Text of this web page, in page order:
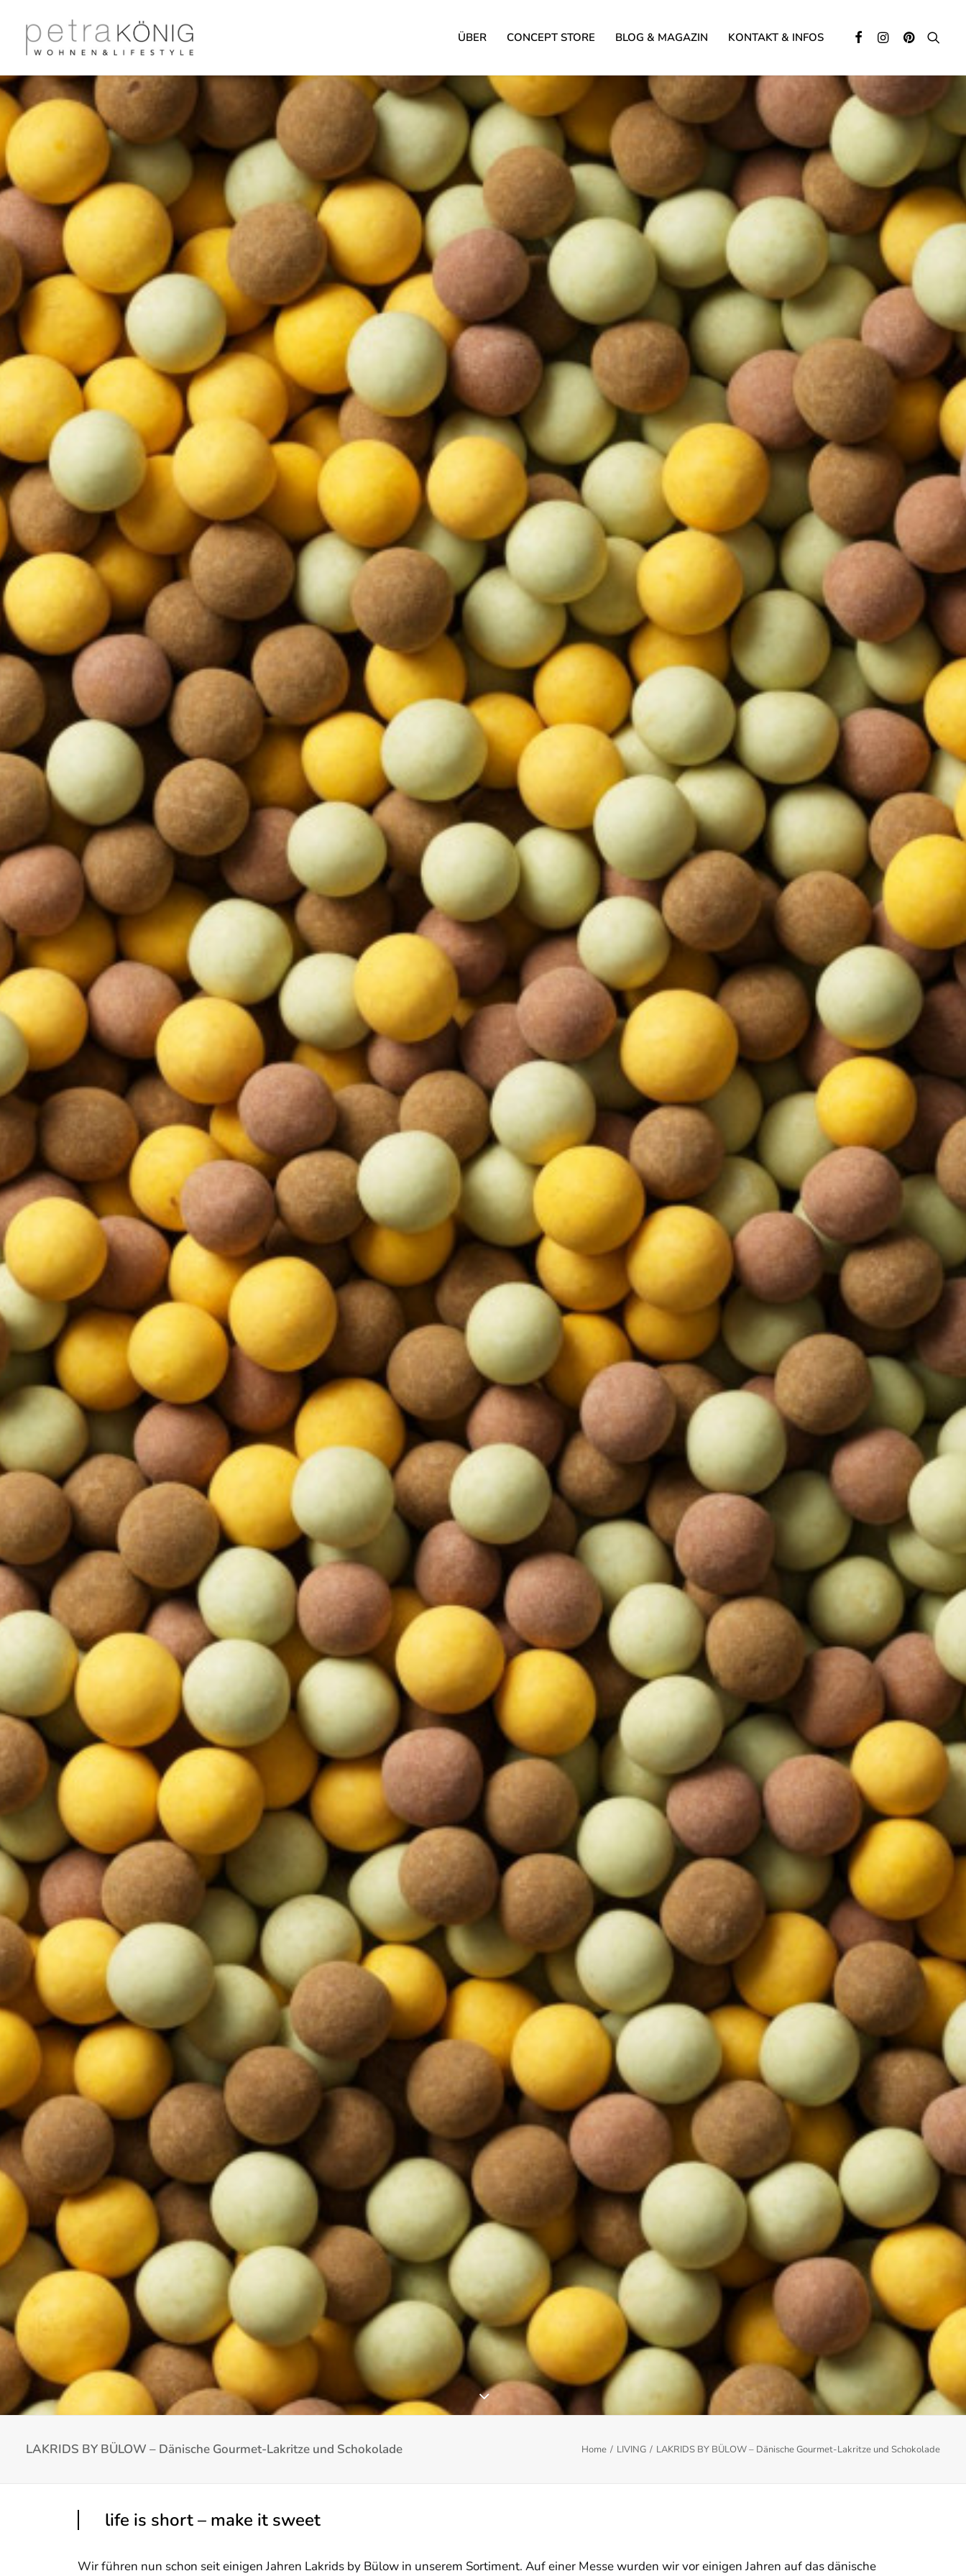
ÜBER CONCEPT STORE BLOG & MAGAZIN KONTAKT & INFOS
LAKRIDS BY BÜLOW – Dänische Gourmet-Lakritze und Schokolade Home LIVING LAKRIDS BY BÜLOW – Dänische Gourmet-Lakritze und Schokolade
life is short – make it sweet
Wir führen nun schon seit einigen Jahren Lakrids by Bülow in unserem Sortiment. Auf einer Messe wurden wir vor einigen Jahren auf das dänische